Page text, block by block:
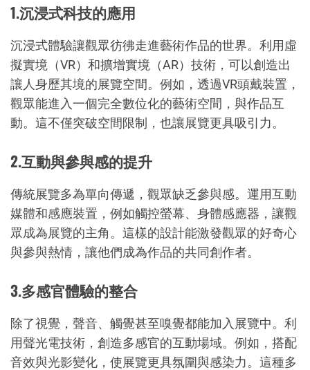
1.沉浸式科技的應用
沉浸式體驗讓觀眾彷彿走進藝術作品的世界。利用虛
擬實境（VR）和擴增實境（AR）技術，可以創造出
讓人身歷其境的展覽空間。例如，透過VR頭戴裝置，
觀眾能進入一個完全數位化的藝術空間，與作品互
動。這不僅突破空間限制，也讓展覽更具吸引力。
2.互動與參與感的提升
傳統展覽多為單向傳遞，觀眾缺乏參與感。運用互動
媒體和感應裝置，例如觸控螢幕、身體感應器，讓觀
眾成為展覽的主角。這樣的設計能激發觀眾的好奇心
與參與熱情，讓他們成為作品的共同創作者。
3.多感官體驗的整合
除了視覺，聲音、觸覺甚至嗅覺都能加入展覽中。利
用聲光電技術，創造多感官的互動場域。例如，搭配
音效與光影變化，使展覽更具氛圍與感染力。這種多